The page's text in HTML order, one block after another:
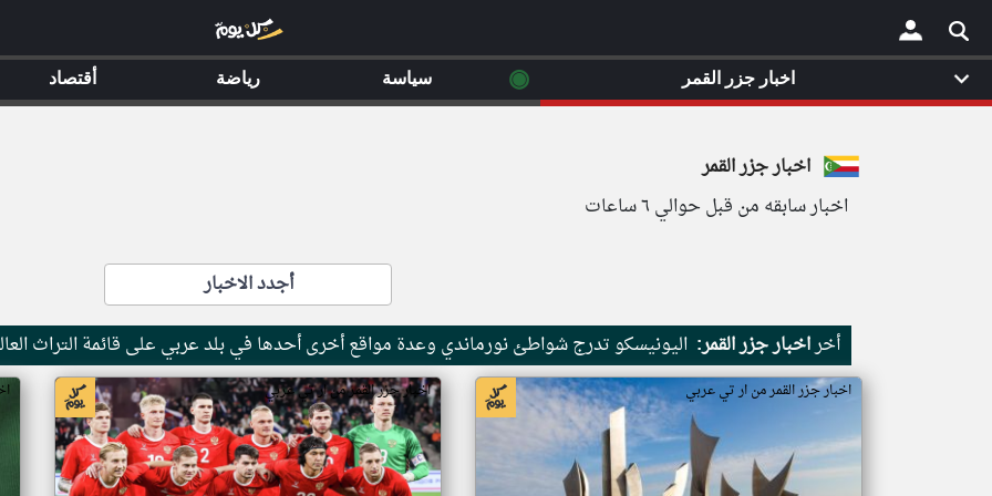
×
اخبار جزر القمر
اخبار سابقه من قبل حوالي ٦ ساعات
أجدد الاخبار
أخراخبار جزر القمر: اليونيسكو تدرج شواطئ نورماندي وعدة مواقع أخرى أحدها في بلد عربي على قائمة التراث
اخبار جزر القمر من ار تي عربي اخبار جزر القمر من ار تي عربي
اخبار جزر القمر ◉ سياسة رياضة أقتصاد